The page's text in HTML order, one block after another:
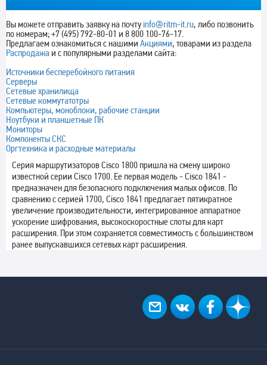
Вы можете отправить заявку на почту info@ritm-it.ru, либо позвонить
по номерам; +7 (495) 792-80-01 и 8 800 100-76-17.
Предлагаем ознакомиться с нашими Акциями, товарами из раздела
Распродажа и с популярными разделами сайта:
Источники бесперебойного питания
Серверы
Сетевые хранилища
Сетевые коммутатотры
Компьютеры, моноблоки, рабочие станции
Ноутбуки и планшетные ПК
Мониторы
Компоненты СКС
Оргтехника и расходные материалы
Серия маршрутизаторов Cisco 1800 пришла на смену широко
известной серии Cisco 1700. Ее первая модель - Cisco 1841 -
предназначен для безопасного подключения малых офисов. По
сравнению с серией 1700, Cisco 1841 предлагает пятикратное
увеличение производительности, интегрированное аппаратное
ускорение шифрования, высокоскоростные слоты для карт
расширения. При этом сохраняется совместимость с большинством
ранее выпускавшихся сетевых карт расширения.